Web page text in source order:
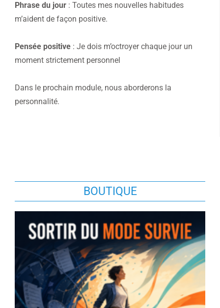
Phrase du jour : Toutes mes nouvelles habitudes
m’aident de façon positive.
Pensée positive : Je dois m’octroyer chaque jour un
moment strictement personnel
Dans le prochain module, nous aborderons la
personnalité.
BOUTIQUE